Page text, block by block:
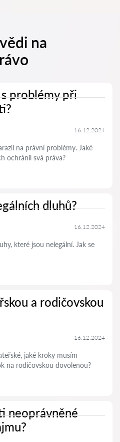
na
problémy při
16.12.2024
na právní problémy. Jaké
ochránil svá práva?
dluhů?
16.12.2024
které jsou nelegální. Jak se
a rodičovskou
16.12.2024
jaké kroky musím
na rodičovskou dovolenou?
neoprávněné